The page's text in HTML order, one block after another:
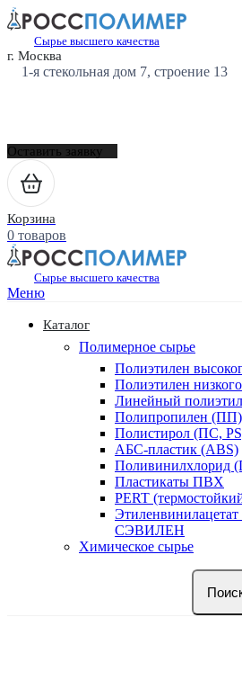
Сырье высшего качества
г. Москва
1-я стекольная дом 7, строение 13
Оставить заявку
Корзина
0 товаров
Сырье высшего качества
Меню
Каталог
Полимерное сырье
Полиэтилен
Полиэтилен
Линейный
Полипропилен (ПП)
Полистирол (ПС,
АБС-пластик (ABS)
Поливинилхлорид
Пластикаты ПВХ
PERT
СЭВИЛЕН
Химическое сырье